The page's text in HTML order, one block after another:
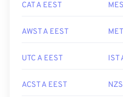
CAT A EEST
AWST A EEST
UTC A EEST IST
ACST A EEST